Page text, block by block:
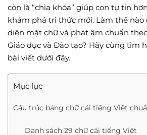
còn là “chìa khóa” giúp con tự tin
khám phá tri thức mới. Làm thế nào
diện mặt chữ và phát âm chuẩn
Giáo dục và Đào tạo? Hãy cùng tìm
bài viết dưới đây.
Mục lục
Cấu trúc bảng chữ cái tiếng Việt
Danh sách 29 chữ cái tiếng Việt